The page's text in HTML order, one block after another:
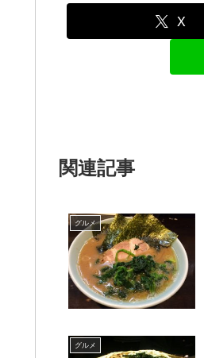
X
関連記事
グルメ
グルメ